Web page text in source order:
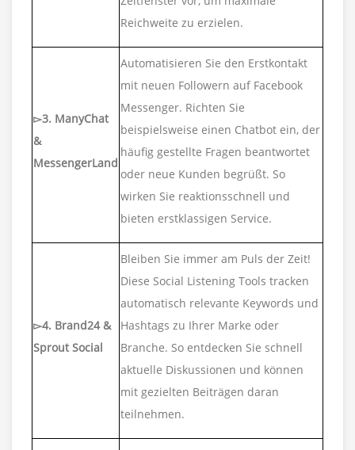
Reichweite zu erzielen.
▻3. ManyChat
&
MessengerLand
Automatisieren Sie den Erstkontakt
mit neuen Followern auf Facebook
Messenger. Richten Sie
beispielsweise einen Chatbot ein, der
häufig gestellte Fragen beantwortet
oder neue Kunden begrüßt. So
wirken Sie reaktionsschnell und
bieten erstklassigen Service.
▻4. Brand24 &
Sprout Social
Bleiben Sie immer am Puls der Zeit!
Diese Social Listening Tools tracken
automatisch relevante Keywords und
Hashtags zu Ihrer Marke oder
Branche. So entdecken Sie schnell
aktuelle Diskussionen und können
mit gezielten Beiträgen daran
teilnehmen.